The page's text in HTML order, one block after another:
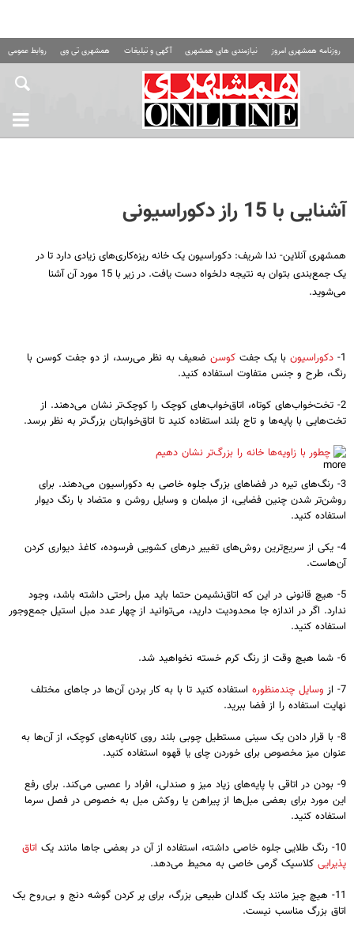
روزنامه همشهری امروز نیازمندی های همشهری آگهی و تبلیغات همشهری تی وی روابط عمومی
آشنایی با 15 راز دکوراسیونی
همشهری آنلاین- ندا شریف: دکوراسیون یک خانه ریزه‌کاری‌های زیادی دارد تا در
یک جمع‌بندی بتوان به نتیجه دلخواه دست یافت. در زیر با 15 مورد آن آشنا
می‌شوید.
1- دکوراسیون با یک جفت کوسن ضعیف به نظر می‌رسد، از دو جفت کوسن با
رنگ، طرح و جنس متفاوت استفاده کنید.
2- تخت‌خواب‌های کوتاه، اتاق‌خواب‌های کوچک را کوچک‌تر نشان می‌دهند. از
تخت‌هایی با پایه‌ها و تاج بلند استفاده کنید تا اتاق‌خوابتان بزرگ‌تر به نظر برسد.
چطور با زاویه‌ها خانه را بزرگ‌تر نشان دهیم
3- رنگ‌های تیره در فضاهای بزرگ جلوه خاصی به دکوراسیون می‌دهند. برای
روشن‌تر شدن چنین فضایی، از مبلمان و وسایل روشن و متضاد با رنگ دیوار
استفاده کنید.
4- یکی از سریع‌ترین روش‌های تغییر درهای کشویی فرسوده، کاغذ دیواری کردن
آن‌هاست.
5- هیچ قانونی در این که اتاق‌نشیمن حتما باید مبل راحتی داشته باشد، وجود
ندارد. اگر در اندازه جا محدودیت دارید، می‌توانید از چهار عدد مبل استیل جمع‌وجور
استفاده کنید.
6- شما هیچ وقت از رنگ کرم خسته نخواهید شد.
7- از
وسایل چندمنظوره استفاده کنید تا با به کار بردن آن‌ها در جاهای مختلف
نهایت استفاده را از فضا ببرید.
8- با قرار دادن یک سینی مستطیل چوبی بلند روی کاناپه‌های کوچک، از آن‌ها به
عنوان میز مخصوص برای خوردن چای یا قهوه‌ استفاده کنید.
9- بودن در اتاقی با پایه‌های زیاد میز و صندلی، افراد را عصبی می‌کند. برای رفع
این مورد برای بعضی مبل‌ها از پیراهن یا روکش مبل به خصوص در فصل سرما
استفاده کنید.
10- رنگ طلایی جلوه خاصی داشته، استفاده از آن در بعضی جاها مانند یک
اتاق‌
پذیرایی کلاسیک گرمی خاصی به محیط می‌دهد.
11- هیچ چیز مانند یک گلدان طبیعی بزرگ، برای پر کردن گوشه دنج و بی‌روح یک
اتاق بزرگ مناسب نیست.